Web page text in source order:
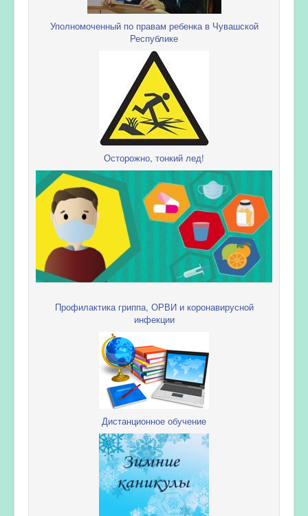
Уполномоченный по правам ребенка в Чувашской
Республике
Осторожно, тонкий лед!
Профилактика гриппа, ОРВИ и коронавирусной
инфекции
Дистанционное обучение